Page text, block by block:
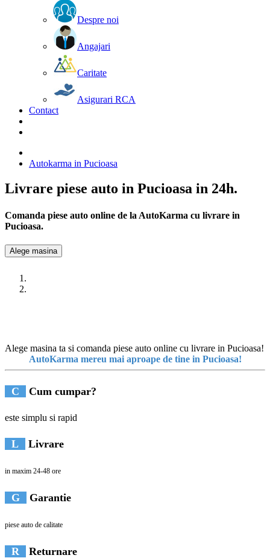
Despre noi
Angajari
Caritate
Asigurari RCA
Contact
Autokarma in Pucioasa
Livrare piese auto in Pucioasa in 24h.
Comanda piese auto online de la AutoKarma cu livrare in
Pucioasa.
Alege masina
Alege masina ta si comanda piese auto online cu livrare in Pucioasa!
AutoKarma mereu mai aproape de tine in Pucioasa!
C Cum cumpar?
este simplu si rapid
L Livrare
in maxim 24-48 ore
G Garantie
piese auto de calitate
R Returnare